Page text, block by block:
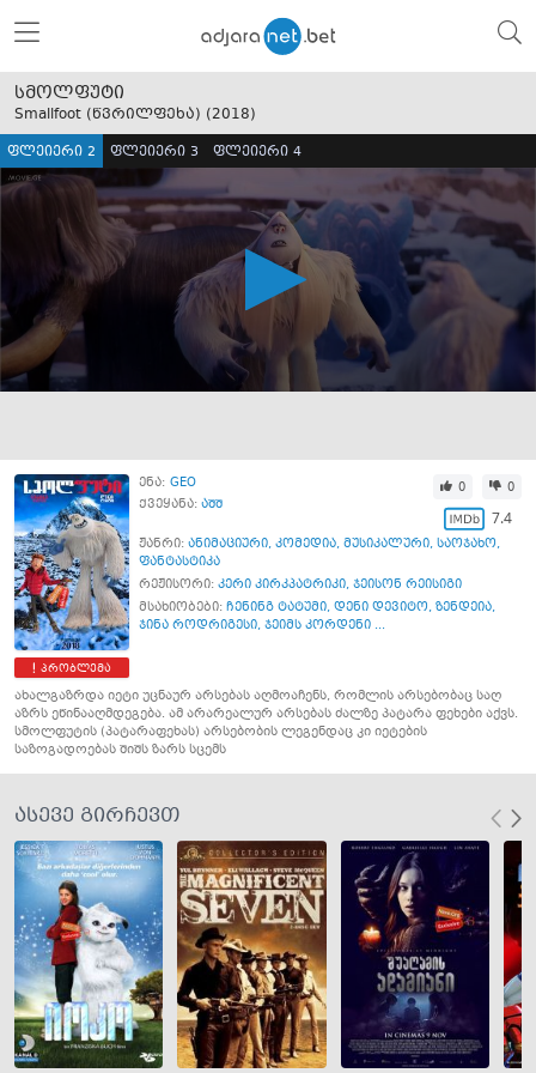
სმოლფუტი
Smallfoot (წვრილფეხა) (2018)
ფლეიერი 2 ფლეიერი 3 ფლეიერი 4
პრობლემა
ენა: GEO
ქვეყანა: აშშ
0 0
7.4
ჟანრი: ანიმაციური, კომედია, მუსიკალური, საოჯახო,
ფანტასტიკა
რეჟისორი: კერი კირკპატრიკი, ჯეისონ რეისიგი
მსახიობები: ჩენინგ ტატუმი, დენი დევიტო, ზენდეია,
ჯინა როდრიგესი, ჯეიმს კორდენი ...
ახალგაზრდა იეტი უცნაურ არსებას აღმოაჩენს, რომლის არსებობაც საღ
აზრს ეწინააღმდეგება. ამ არარეალურ არსებას ძალზე პატარა ფეხები აქვს.
სმოლფუტის (პატარაფეხას) არსებობის ლეგენდაც კი იეტების
საზოგადოებას შიშს ზარს სცემს
ასევე გირჩევთ